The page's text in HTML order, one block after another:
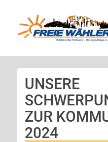
UNSERE
ZUR
2024